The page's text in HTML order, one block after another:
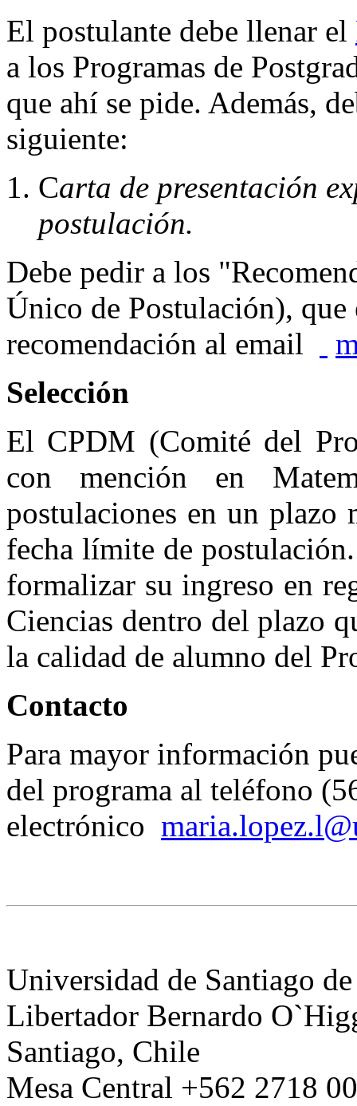
El postulante debe llenar el
a los Programas de
que ahí se pide. Además,
siguiente:
Carta de presentación
postulación.
Debe pedir a los
Único de Postulación), que
recomendación al email
Selección
El CPDM (Comité del
con mención en
postulaciones en un plazo
fecha límite de
formalizar su ingreso en
Ciencias dentro del plazo
la calidad de alumno del
Contacto
Para mayor información
del programa al teléfono
electrónico
Universidad de Santiago
Libertador Bernardo
Santiago, Chile
Mesa Central +562 2718